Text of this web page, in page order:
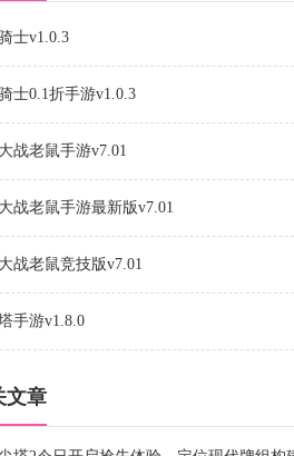
士v1.0.3
士0.1折手游v1.0.3
战老鼠手游v7.01
战老鼠手游最新版v7.01
战老鼠竞技版v7.01
手游v1.8.0
文章